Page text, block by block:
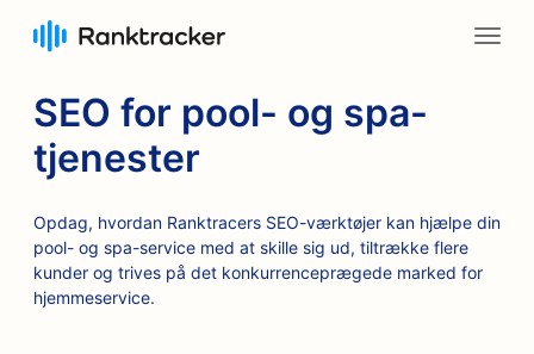
SEO for pool- og spa-
tjenester
Opdag, hvordan Ranktracers SEO-værktøjer kan hjælpe din
pool- og spa-service med at skille sig ud, tiltrække flere
kunder og trives på det konkurrenceprægede marked for
hjemmeservice.